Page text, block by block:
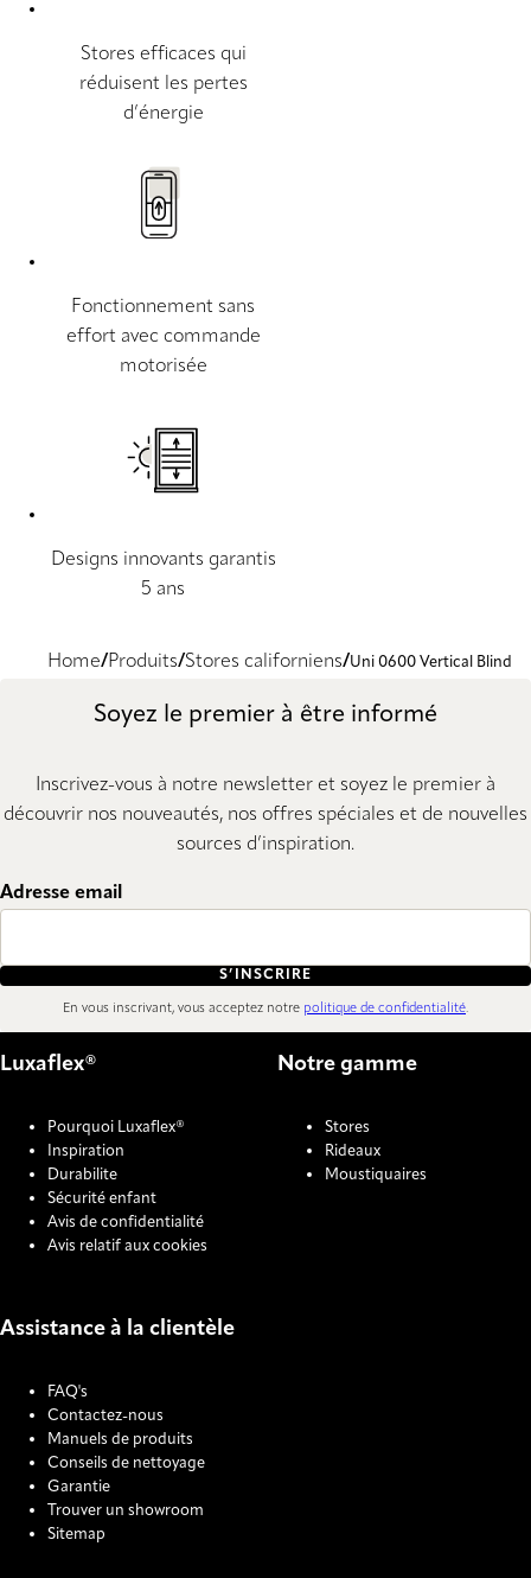
Stores efficaces qui
réduisent les pertes
d’énergie
Fonctionnement sans
effort avec commande
motorisée
Designs innovants garantis
5 ans
Home Produits Stores californiens Uni 0600 Vertical Blind
Soyez le premier à être informé
Inscrivez-vous à notre newsletter et soyez le premier à
découvrir nos nouveautés, nos offres spéciales et de nouvelles
sources d’inspiration.
Adresse email
S’INSCRIRE
En vous inscrivant, vous acceptez notre politique de confidentialité.
Luxaflex®
Pourquoi Luxaflex®
Inspiration
Durabilite
Sécurité enfant
Avis de confidentialité
Avis relatif aux cookies
Notre gamme
Stores
Rideaux
Moustiquaires
Assistance à la clientèle
FAQ's
Contactez-nous
Manuels de produits
Conseils de nettoyage
Garantie
Trouver un showroom
Sitemap